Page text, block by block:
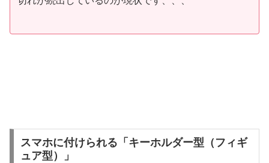
スマホに付けられる「キーホルダー型（フィギ
ュア型）」